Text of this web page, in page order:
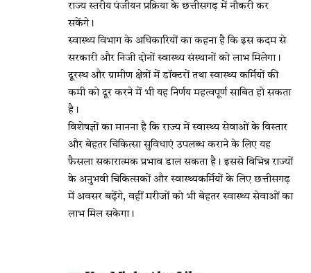
राज्य स्तरीय पंजीयन प्रक्रिया के छत्तीसगढ़ में नौकरी कर
सकेंगे।
स्वास्थ्य विभाग के अधिकारियों का कहना है कि इस कदम से
सरकारी और निजी दोनों स्वास्थ्य संस्थानों को लाभ मिलेगा।
दूरस्थ और ग्रामीण क्षेत्रों में डॉक्टरों तथा स्वास्थ्य कर्मियों की
कमी को दूर करने में भी यह निर्णय महत्वपूर्ण साबित हो सकता
है।
विशेषज्ञों का मानना है कि राज्य में स्वास्थ्य सेवाओं के विस्तार
और बेहतर चिकित्सा सुविधाएं उपलब्ध कराने के लिए यह
फैसला सकारात्मक प्रभाव डाल सकता है। इससे विभिन्न राज्यों
के अनुभवी चिकित्सकों और स्वास्थ्यकर्मियों के लिए छत्तीसगढ़
में अवसर बढ़ेंगे, वहीं मरीजों को भी बेहतर स्वास्थ्य सेवाओं का
लाभ मिल सकेगा।